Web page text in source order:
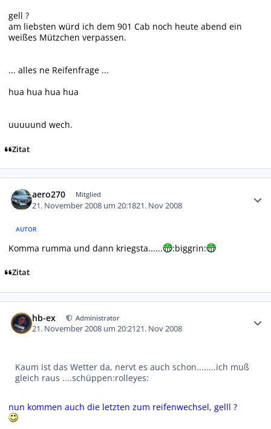
gell ?
am liebsten würd ich dem 901 Cab noch heute abend ein
weißes Mützchen verpassen.
... alles ne Reifenfrage ...
hua hua hua hua
uuuuund wech.
Zitat
aero270 Mitglied
21. November 2008 um 20:1821. Nov 2008
AUTOR
Komma rumma und dann kriegsta...... :biggrin:
Zitat
hb-ex Administrator
21. November 2008 um 20:2121. Nov 2008
Kaum ist das Wetter da, nervt es auch schon........ich muß
gleich raus ....schüppen:rolleyes:
nun kommen auch die letzten zum reifenwechsel, gelll ?